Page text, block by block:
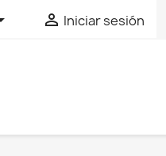
 Iniciar sesión